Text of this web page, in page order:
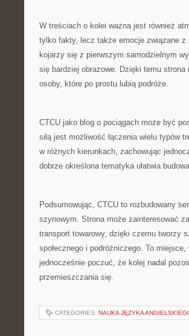
W treściach o kolei ważna jest również
tylko fakty, lecz także emocje związane z
kojarzy się z pierwszym samodzielnym
się bardziej obrazowe. Dzięki temu
osoby, które po prostu lubią podróże.
CTCU jako blog o pociągach może być
siłą jest możliwość łączenia wielu typów
w różnych kierunkach, zachowując
dobrze określona tematyka ułatwia
Podsumowując, CTCU to rozbudowany
szynowym. Strona może zainteresować
transport towarowy, dzięki czemu tworzy
społecznego i podróżniczego. To
jednocześnie poczuć, że kolej nadal
przemieszczania się.
CATEGORIES: NAUKA JĘZYKA